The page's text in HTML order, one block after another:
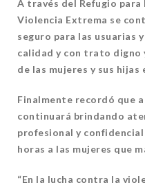
A través del Refugio
Violencia Extrema se
seguro para las usuarias
calidad y con trato digno
de las mujeres y sus hijas
Finalmente recordó que
continuará brindando
profesional y
horas a las mujeres que
“En la lucha contra la